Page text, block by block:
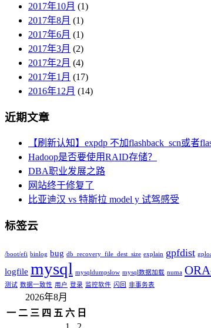
2017年10月 (1)
2017年8月 (1)
2017年6月 (1)
2017年3月 (2)
2017年2月 (4)
2017年1月 (17)
2016年12月 (14)
近期文章
【刷新认知】expdp 不加flashback_scn或者
Hadoop是否要使用RAID存储？
DBA职业发展之路
网站终于修复了
比亚迪汉 vs 特斯拉 model y 试驾感受
标签云
/boot/efi binlog bug db_recovery_file_dest_size explain gpfdist
logfile mysql mysqldumpslow mysql数据加载 numa
测试 数据一致性 用户 登录 监控软件 闪回 非事务表
2026年8月
一 二 三 四 五 六 日